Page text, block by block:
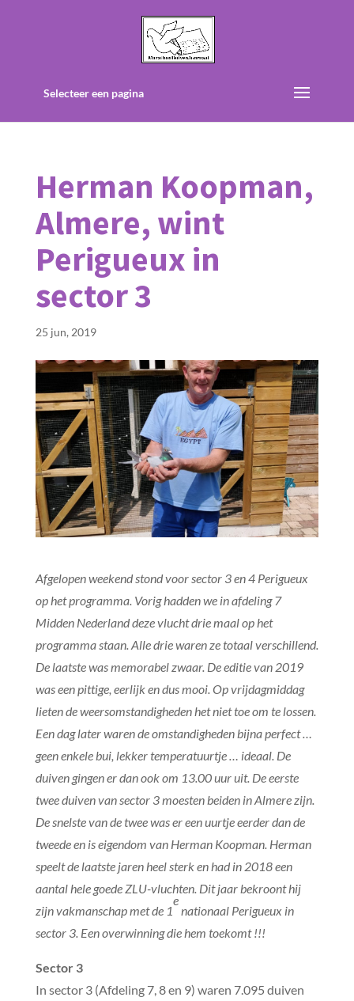
Selecteer een pagina
Herman Koopman,
Almere, wint
Perigueux in
sector 3
25 jun, 2019
Afgelopen weekend stond voor sector 3 en 4 Perigueux
op het programma. Vorig hadden we in afdeling 7
Midden Nederland deze vlucht drie maal op het
programma staan. Alle drie waren ze totaal verschillend.
De laatste was memorabel zwaar. De editie van 2019
was een pittige, eerlijk en dus mooi. Op vrijdagmiddag
lieten de weersomstandigheden het niet toe om te lossen.
Een dag later waren de omstandigheden bijna perfect …
geen enkele bui, lekker temperatuurtje … ideaal. De
duiven gingen er dan ook om 13.00 uur uit. De eerste
twee duiven van sector 3 moesten beiden in Almere zijn.
De snelste van de twee was er een uurtje eerder dan de
tweede en is eigendom van Herman Koopman. Herman
speelt de laatste jaren heel sterk en had in 2018 een
aantal hele goede ZLU-vluchten. Dit jaar bekroont hij
zijn vakmanschap met de 1
e
nationaal Perigueux in
sector 3. Een overwinning die hem toekomt !!!
Sector 3
In sector 3 (Afdeling 7, 8 en 9) waren 7.095 duiven